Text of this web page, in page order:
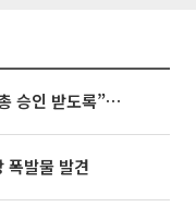
김정관 장관 “반도체 성과급, 주총 승인 받도록”…상법·자본시장법 개정 시사
폭발물 발견